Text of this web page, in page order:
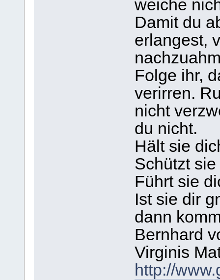
weiche
Damit du
erlangest,
Folge ihr,
verirren.
nicht
du nicht.
Hält sie
Schützt
Führt sie
Ist sie dir
dann
Bernhard
Virginis
http://